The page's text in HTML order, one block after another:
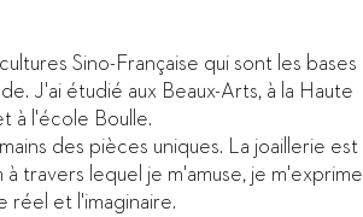
Sino-Française qui sont les bases
J'ai étudié aux Beaux-Arts, à la Haute
à l'école Boulle.
des pièces uniques. La joaillerie est
à travers lequel je m'amuse, je m'exprime
réel et l'imaginaire.